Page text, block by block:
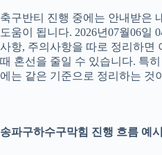
축구반티 진행 중에는 안내받은
도움이 됩니다. 2026년07월06일
사항, 주의사항을 따로 정리하면
때 혼선을 줄일 수 있습니다. 특
에는 같은 기준으로 정리하는 것
송파구하수구막힘 진행 흐름 예